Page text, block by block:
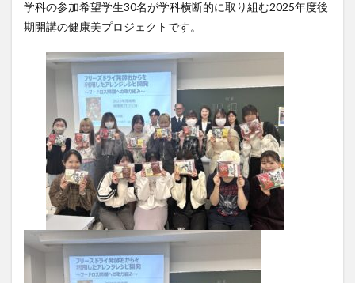
学科の参加希望学生30名が学科横断的に取り組む2025年度後
期開講の健康美プロジェクトです。